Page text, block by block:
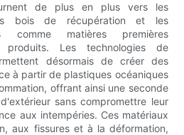
de plus en plus vers les
bois de récupération et les
comme matières premières
produits. Les technologies de
désormais de créer des
à partir de plastiques océaniques
offrant ainsi une seconde
sans compromettre leur
aux intempéries. Ces matériaux
aux fissures et à la déformation,